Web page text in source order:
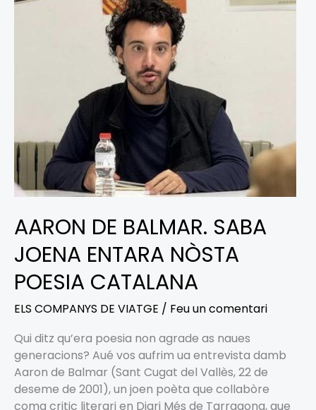
AARON DE BALMAR. SABA
JOENA ENTARA NÒSTA
POESIA CATALANA
ELS COMPANYS DE VIATGE / Feu un comentari
Qui ditz qu’era poesia non agrade as naues
generacions? Aué vos aufrim ua entrevista damb
Aaron de Balmar (Sant Cugat del Vallès, 22 de
deseme de 2001), un joen poèta que collabòre
coma critic literari en Diari Més de Tarragona, que
CATALANA